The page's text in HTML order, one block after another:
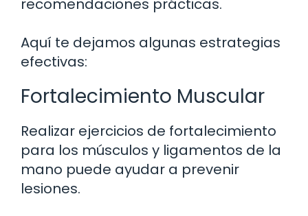
recomendaciones prácticas.
Aquí te dejamos algunas estrategias
efectivas:
Fortalecimiento Muscular
Realizar ejercicios de fortalecimiento
para los músculos y ligamentos de la
mano puede ayudar a prevenir
lesiones.